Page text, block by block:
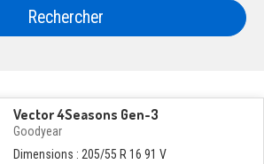
Rechercher
Vector 4Seasons Gen-3
Goodyear
Dimensions : 205/55 R 16 91 V